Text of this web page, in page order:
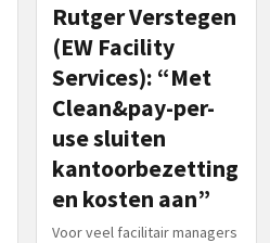
Rutger Verstegen
(EW Facility
Services): “Met
Clean&pay-per-
use sluiten
kantoorbezetting
en kosten aan”
Voor veel facilitair managers